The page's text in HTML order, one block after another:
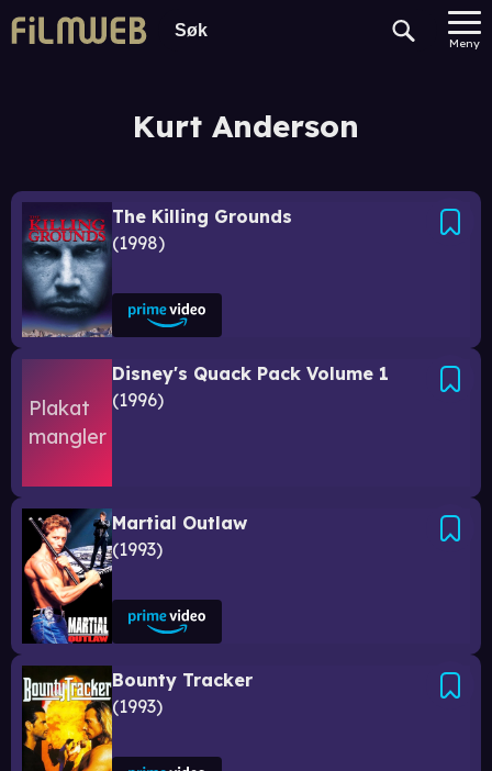
Meny
Kurt Anderson
The Killing Grounds
1998
Disney's Quack Pack Volume 1
1996
Martial Outlaw
1993
Bounty Tracker
1993